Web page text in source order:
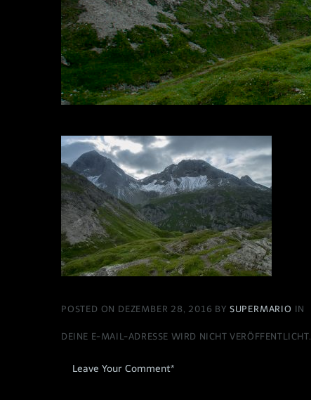
POSTED ON DEZEMBER 28, 2016 BY SUPERMARIO IN
DEINE E-MAIL-ADRESSE WIRD NICHT VERÖFFENTLICHT.